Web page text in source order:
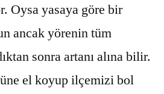
Oysa yasaya göre bir
ancak yörenin tüm
sonra artanı alına bilir.
el koyup ilçemizi bol